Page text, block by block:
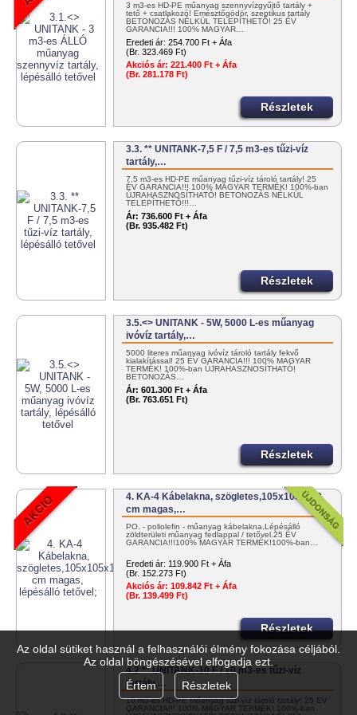
Az oldal sütiket használ a felhasználói élmény fokozása céljából.
Az oldal böngészésével elfogadja ezt.
Értem
Részletek
3 m3-es HD-PE műanyag szennyvízgyűjtő tartály +
tető + csatlakozó! Emésztőgödör, szeptikus tartály
BETONOZÁS NÉLKÜL TELEPÍTHETŐ! 25 ÉV
GARANCIA!!! 100% MAGYAR…
Eredeti ár: 254.700 Ft + Áfa
(Br. 323.469 Ft)
Akciós ár: 221.400 Ft + Áfa
(Br. 281.178 Ft)
Részletek
3.3. ** UNITANK-7,5 F / 7,5 m3-es tűzi-víz
tartály,…
7,5 m3-es HD-PE műanyag tűzi-víz tároló tartály! 25
ÉV GARANCIA!!! 100% MAGYAR TERMÉK! 100%-ban
ÚJRAHASZNOSÍTHATÓ! BETONOZÁS NÉLKÜL
TELEPÍTHETŐ!!!…
Ár: 736.600 Ft + Áfa
(Br. 935.482 Ft)
Részletek
3.5.<> UNITANK - 5W, 5000 L-es műanyag
ivóvíz tartály,…
5000 literes műanyag ivóvíz tároló tartály fekvő
kialakítással! 25 ÉV GARANCIA!!! 100% MAGYAR
TERMÉK! 100%-ban ÚJRAHASZNOSÍTHATÓ!
BETONOZÁS…
Ár: 601.300 Ft + Áfa
(Br. 763.651 Ft)
Részletek
4. KA-4 Kábelakna, szögletes,105x105x110
cm magas,…
PO. - poliolefin - műanyag kábelakna.Lépésálló
zöldterületi műanyag fedlappal / tetővel.25 ÉV
GARANCIA!!!100% MAGYAR TERMÉK!100%-ban…
Eredeti ár: 119.900 Ft + Áfa
(Br. 152.273 Ft)
Akciós ár: 109.842 Ft + Áfa
(Br. 139.499 Ft)
Részletek
4.2 ** UNITANK-10 F / 10 m3-es tűzi-víz
tartály,…
10 m3-es HD-PE műanyag tűzi-víz tároló tartály! 25 ÉV
GARANCIA!!! 100% MAGYAR TERMÉK! 100%-ban